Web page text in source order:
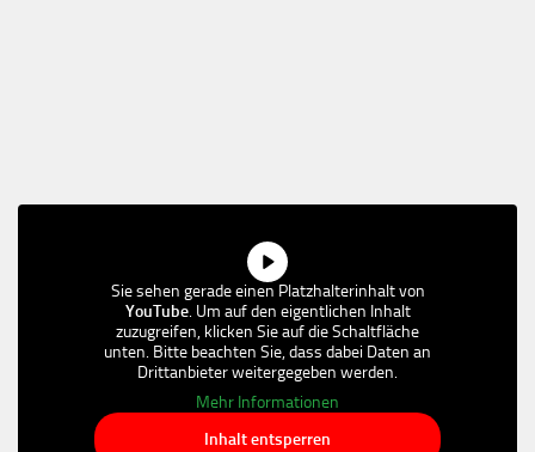
Sie sehen gerade einen Platzhalterinhalt von
YouTube. Um auf den eigentlichen Inhalt
zuzugreifen, klicken Sie auf die Schaltfläche
unten. Bitte beachten Sie, dass dabei Daten an
Drittanbieter weitergegeben werden.
Mehr Informationen
Inhalt entsperren